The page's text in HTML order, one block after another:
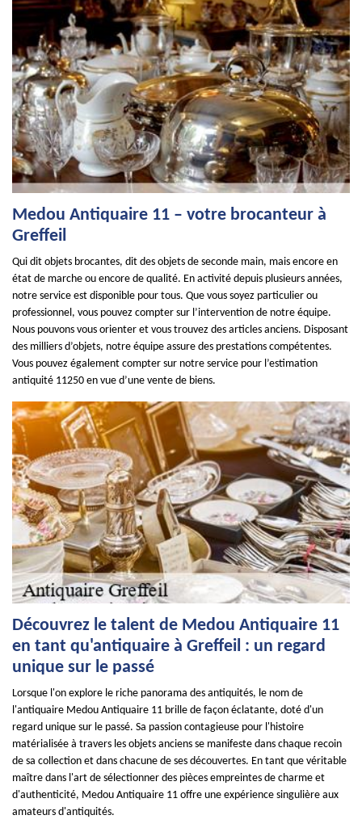
Medou Antiquaire 11 – votre brocanteur à
Greffeil
Qui dit objets brocantes, dit des objets de seconde main, mais encore en
état de marche ou encore de qualité. En activité depuis plusieurs années,
notre service est disponible pour tous. Que vous soyez particulier ou
professionnel, vous pouvez compter sur l’intervention de notre équipe.
Nous pouvons vous orienter et vous trouvez des articles anciens. Disposant
des milliers d’objets, notre équipe assure des prestations compétentes.
Vous pouvez également compter sur notre service pour l’estimation
antiquité 11250 en vue d’une vente de biens.
Découvrez le talent de Medou Antiquaire 11
en tant qu'antiquaire à Greffeil : un regard
unique sur le passé
Lorsque l'on explore le riche panorama des antiquités, le nom de
l'antiquaire Medou Antiquaire 11 brille de façon éclatante, doté d'un
regard unique sur le passé. Sa passion contagieuse pour l'histoire
matérialisée à travers les objets anciens se manifeste dans chaque recoin
de sa collection et dans chacune de ses découvertes. En tant que véritable
maître dans l'art de sélectionner des pièces empreintes de charme et
d'authenticité, Medou Antiquaire 11 offre une expérience singulière aux
amateurs d'antiquités.